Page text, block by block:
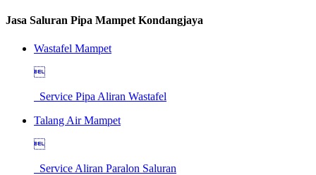
Jasa Saluran Pipa Mampet Kondangjaya
Wastafel Mampet

Service Pipa Aliran Wastafel
Talang Air Mampet

Service Aliran Paralon Saluran